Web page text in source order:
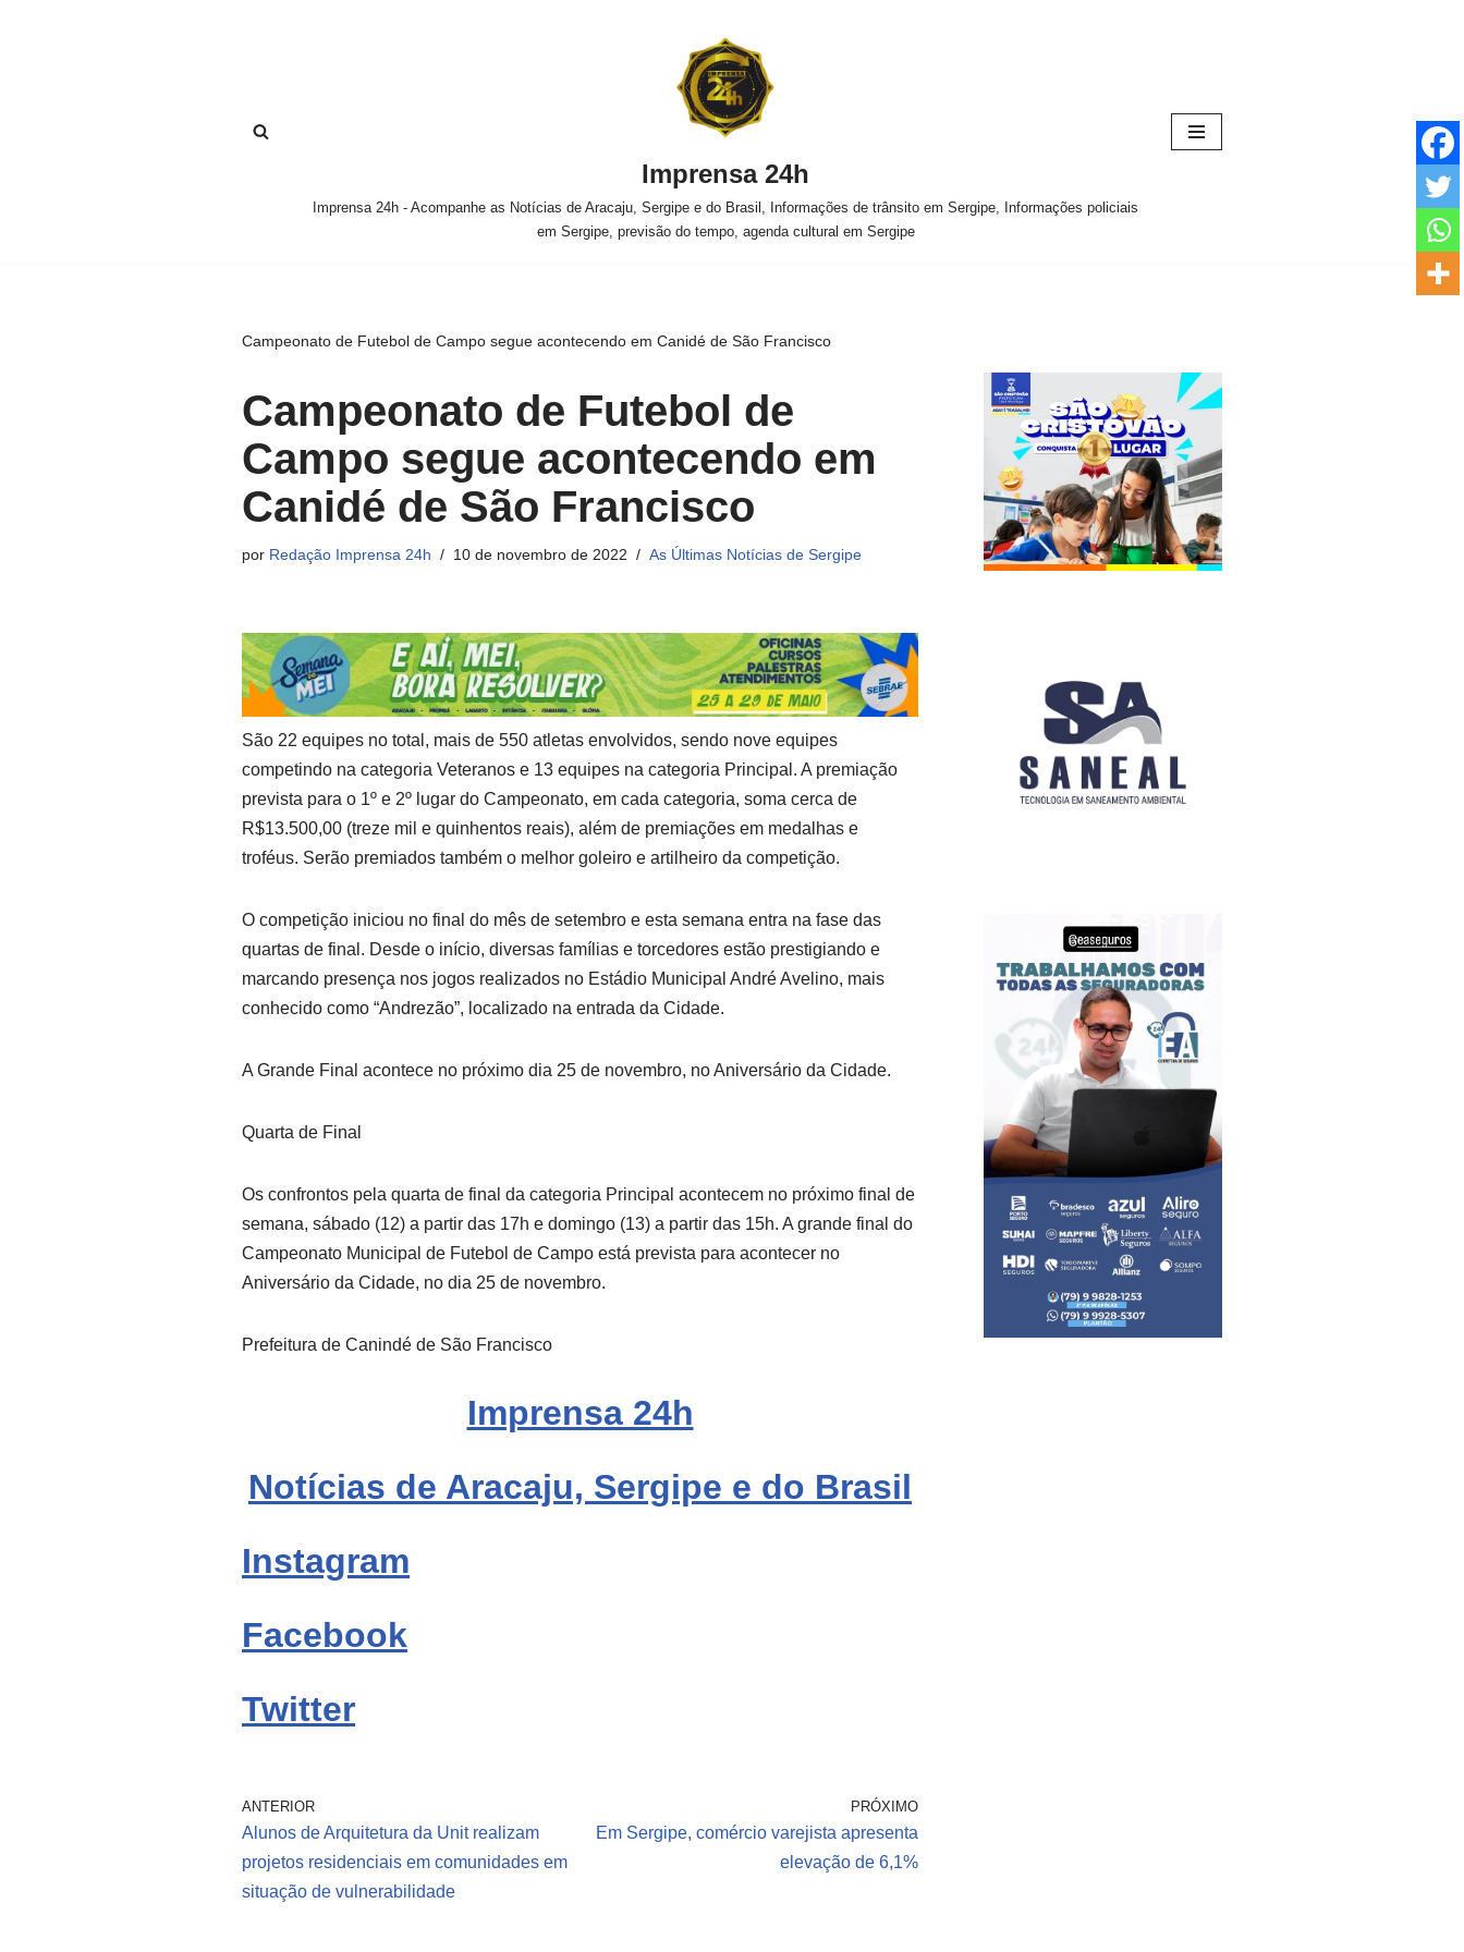
Imprensa 24h
Imprensa 24h - Acompanhe as Notícias de Aracaju, Sergipe e do Brasil, Informações de trânsito em Sergipe, Informações policiais
em Sergipe, previsão do tempo, agenda cultural em Sergipe
Campeonato de Futebol de Campo segue acontecendo em Canidé de São Francisco
Campeonato de Futebol de
Campo segue acontecendo em
Canidé de São Francisco
por Redação Imprensa 24h 10 de novembro de 2022 As Últimas Notícias de Sergipe
São 22 equipes no total, mais de 550 atletas envolvidos, sendo nove equipes
competindo na categoria Veteranos e 13 equipes na categoria Principal. A premiação
prevista para o 1º e 2º lugar do Campeonato, em cada categoria, soma cerca de
R$13.500,00 (treze mil e quinhentos reais), além de premiações em medalhas e
troféus. Serão premiados também o melhor goleiro e artilheiro da competição.
O competição iniciou no final do mês de setembro e esta semana entra na fase das
quartas de final. Desde o início, diversas famílias e torcedores estão prestigiando e
marcando presença nos jogos realizados no Estádio Municipal André Avelino, mais
conhecido como “Andrezão”, localizado na entrada da Cidade.
A Grande Final acontece no próximo dia 25 de novembro, no Aniversário da Cidade.
Quarta de Final
Os confrontos pela quarta de final da categoria Principal acontecem no próximo final de
semana, sábado (12) a partir das 17h e domingo (13) a partir das 15h. A grande final do
Campeonato Municipal de Futebol de Campo está prevista para acontecer no
Aniversário da Cidade, no dia 25 de novembro.
Prefeitura de Canindé de São Francisco
Imprensa 24h
Notícias de Aracaju, Sergipe e do Brasil
Instagram
Facebook
Twitter
ANTERIOR
Alunos de Arquitetura da Unit realizam
projetos residenciais em comunidades em
situação de vulnerabilidade
PRÓXIMO
Em Sergipe, comércio varejista apresenta
elevação de 6,1%